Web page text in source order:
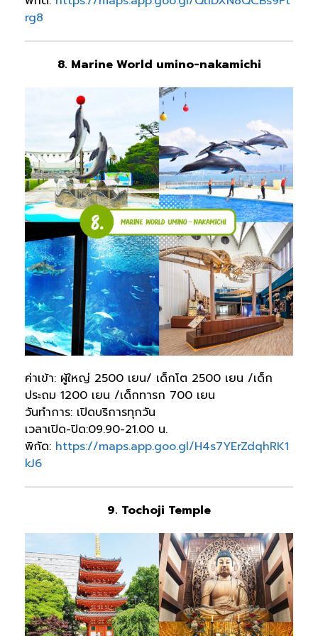
rg8
8. Marine World umino-nakamichi
ค่าเข้า: ผู้ใหญ่ 2500 เยน/ เด็กโต 2500 เยน /เด็ก
ประถม 1200 เยน /เด็กทารก 700 เยน
วันทำการ: เปิดบริการทุกวัน
เวลาเปิด-ปิด:09.90-21.00 น.
พิกัด: https://maps.app.goo.gl/H4s7YErZdqhRK1
kJ6
9. Tochoji Temple